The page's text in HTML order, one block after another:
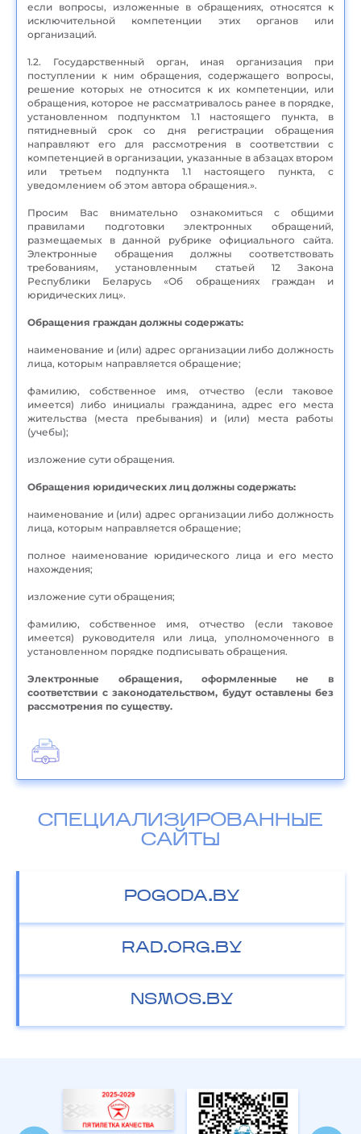
если вопросы, изложенные в обращениях, относятся к
исключительной компетенции этих органов или
организаций.
1.2. Государственный орган, иная организация при
поступлении к ним обращения, содержащего вопросы,
решение которых не относится к их компетенции, или
обращения, которое не рассматривалось ранее в порядке,
установленном подпунктом 1.1 настоящего пункта, в
пятидневный срок со дня регистрации обращения
направляют его для рассмотрения в соответствии с
компетенцией в организации, указанные в абзацах втором
или третьем подпункта 1.1 настоящего пункта, с
уведомлением об этом автора обращения.».
Просим Вас внимательно ознакомиться с общими
правилами подготовки электронных обращений,
размещаемых в данной рубрике официального сайта.
Электронные обращения должны соответствовать
требованиям, установленным статьей 12 Закона
Республики Беларусь «Об обращениях граждан и
юридических лиц».
Обращения граждан должны содержать:
наименование и (или) адрес организации либо должность
лица, которым направляется обращение;
фамилию, собственное имя, отчество (если таковое
имеется) либо инициалы гражданина, адрес его места
жительства (места пребывания) и (или) места работы
(учебы);
изложение сути обращения.
Обращения юридических лиц должны содержать:
наименование и (или) адрес организации либо должность
лица, которым направляется обращение;
полное наименование юридического лица и его место
нахождения;
изложение сути обращения;
фамилию, собственное имя, отчество (если таковое
имеется) руководителя или лица, уполномоченного в
установленном порядке подписывать обращения.
Электронные обращения, оформленные не в
соответствии с законодательством, будут оставлены без
рассмотрения по существу.
СПЕЦИАЛИЗИРОВАННЫЕ
САЙТЫ
POGODA.BY
RAD.ORG.BY
NSMOS.BY